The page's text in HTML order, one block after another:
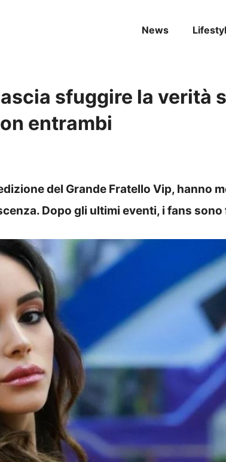
News
sfuggire la verità
entrambi
del Grande Fratello Vip, hanno
Dopo gli ultimi eventi, i fans